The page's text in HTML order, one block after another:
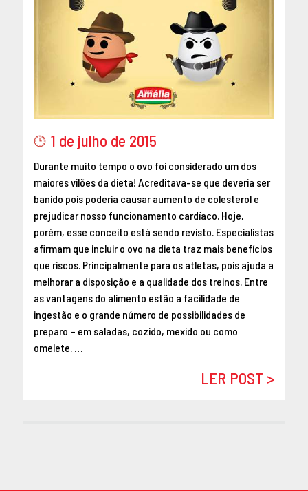
1 de julho de 2015
Durante muito tempo o ovo foi considerado um dos
maiores vilões da dieta! Acreditava-se que deveria ser
banido pois poderia causar aumento de colesterol e
prejudicar nosso funcionamento cardíaco. Hoje,
porém, esse conceito está sendo revisto. Especialistas
afirmam que incluir o ovo na dieta traz mais benefícios
que riscos. Principalmente para os atletas, pois ajuda a
melhorar a disposição e a qualidade dos treinos. Entre
as vantagens do alimento estão a facilidade de
ingestão e o grande número de possibilidades de
preparo – em saladas, cozido, mexido ou como
omelete. …
LER POST >